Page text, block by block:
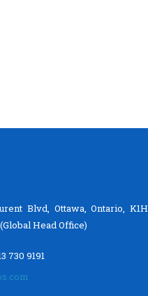
Blvd, Ottawa, Ontario, K1H
(Global Head Office)
730 9191